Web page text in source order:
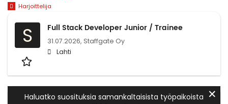
Harjoittelija
S Full Stack Developer Junior / Trainee
31.07.2026, Staffgate Oy
Lahti
Haluatko suosituksia samankaltaisista työpaikoista ✕